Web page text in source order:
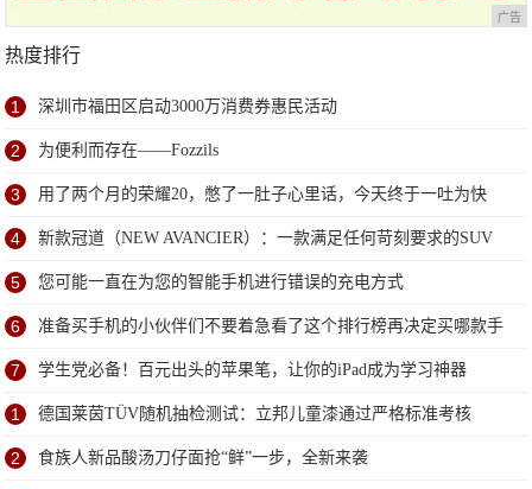
广告
热度排行
1 深圳市福田区启动3000万消费券惠民活动
2 为便利而存在——Fozzils
3 用了两个月的荣耀20，憋了一肚子心里话，今天终于一吐为快
4 新款冠道（NEW AVANCIER）：一款满足任何苛刻要求的SUV
5 您可能一直在为您的智能手机进行错误的充电方式
6 准备买手机的小伙伴们不要着急看了这个排行榜再决定买哪款手
机吧
7 学生党必备！百元出头的苹果笔，让你的iPad成为学习神器
1 德国莱茵TÜV随机抽检测试：立邦儿童漆通过严格标准考核
2 食族人新品酸汤刀仔面抢“鲜”一步，全新来袭